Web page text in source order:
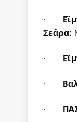
·
Σεάρα:
·
·
·